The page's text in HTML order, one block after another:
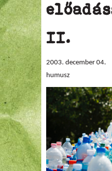
II.
2003. december 04.
humusz